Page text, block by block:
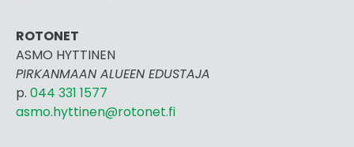
ROTONET
ASMO HYTTINEN
PIRKANMAAN ALUEEN EDUSTAJA
p. 044 331 1577
asmo.hyttinen@rotonet.fi